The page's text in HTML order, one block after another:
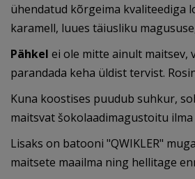
ühendatud kõrgeima kvaliteediga
karamell, luues täiusliku
Pähkel ei ole mitte ainult maitsev,
parandada keha üldist tervist.
Kuna koostises puudub suhkur,
maitsvat šokolaadimagustoitu
Lisaks on batooni "QWIKLER"
maitsete maailma ning hellitage